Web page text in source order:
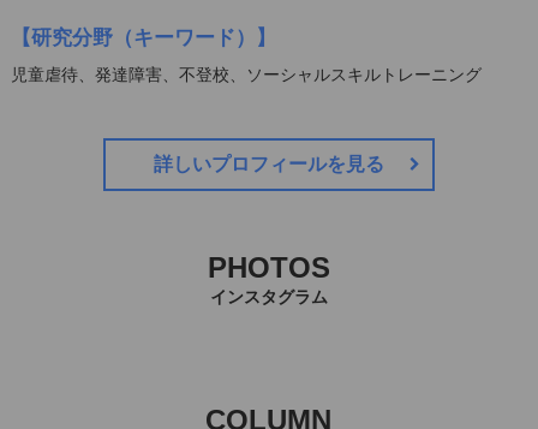
【研究分野（キーワード）】
児童虐待、発達障害、不登校、ソーシャルスキルトレーニング
詳しいプロフィールを見る
PHOTOS
インスタグラム
COLUMN